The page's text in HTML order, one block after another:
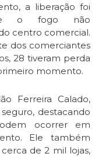
a liberação foi
o fogo não
centro comercial.
dos comerciantes
28 tiveram perda
momento.
Ferreira Calado,
destacando
ocorrer em
Ele também
de 2 mil lojas,